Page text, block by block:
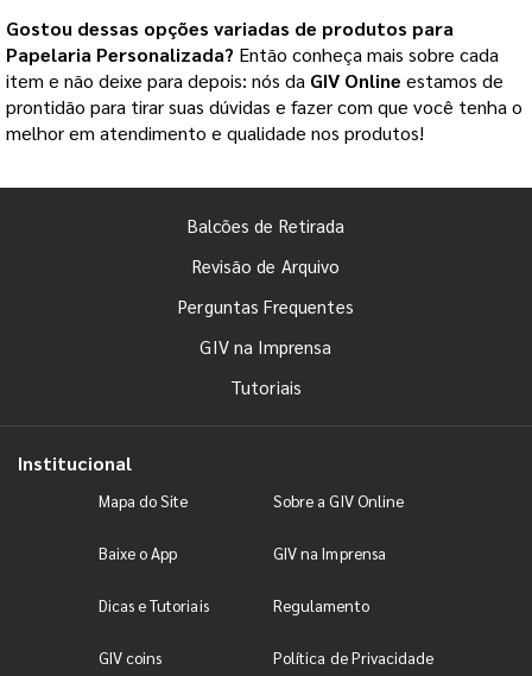
Gostou dessas opções variadas de produtos para
Papelaria Personalizada? Então conheça mais sobre cada
item e não deixe para depois: nós da GIV Online estamos de
prontidão para tirar suas dúvidas e fazer com que você tenha o
melhor em atendimento e qualidade nos produtos!
Balcões de Retirada
Revisão de Arquivo
Perguntas Frequentes
GIV na Imprensa
Tutoriais
Institucional
Mapa do Site Sobre a GIV Online
Baixe o App GIV na Imprensa
Dicas e Tutoriais Regulamento
GIV coins Política de Privacidade